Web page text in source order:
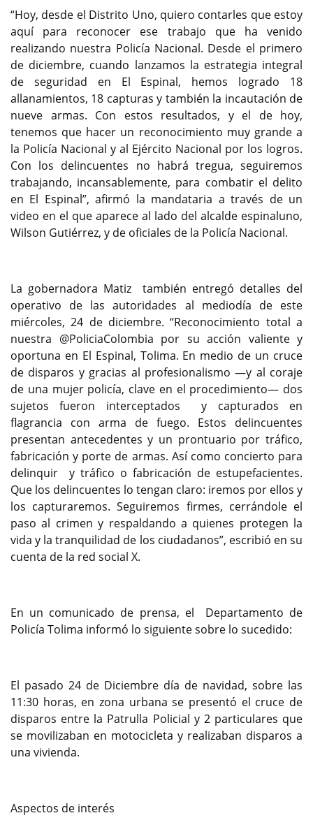
“Hoy, desde el Distrito Uno, quiero contarles que estoy
aquí para reconocer ese trabajo que ha venido
realizando nuestra Policía Nacional. Desde el primero
de diciembre, cuando lanzamos la estrategia integral
de seguridad en El Espinal, hemos logrado 18
allanamientos, 18 capturas y también la incautación de
nueve armas. Con estos resultados, y el de hoy,
tenemos que hacer un reconocimiento muy grande a
la Policía Nacional y al Ejército Nacional por los logros.
Con los delincuentes no habrá tregua, seguiremos
trabajando, incansablemente, para combatir el delito
en El Espinal”, afirmó la mandataria a través de un
video en el que aparece al lado del alcalde espinaluno,
Wilson Gutiérrez, y de oficiales de la Policía Nacional.
La gobernadora Matiz también entregó detalles del
operativo de las autoridades al mediodía de este
miércoles, 24 de diciembre. “Reconocimiento total a
nuestra @PoliciaColombia por su acción valiente y
oportuna en El Espinal, Tolima. En medio de un cruce
de disparos y gracias al profesionalismo —y al coraje
de una mujer policía, clave en el procedimiento— dos
sujetos fueron interceptados y capturados en
flagrancia con arma de fuego. Estos delincuentes
presentan antecedentes y un prontuario por tráfico,
fabricación y porte de armas. Así como concierto para
delinquir y tráfico o fabricación de estupefacientes.
Que los delincuentes lo tengan claro: iremos por ellos y
los capturaremos. Seguiremos firmes, cerrándole el
paso al crimen y respaldando a quienes protegen la
vida y la tranquilidad de los ciudadanos”, escribió en su
cuenta de la red social X.
En un comunicado de prensa, el Departamento de
Policía Tolima informó lo siguiente sobre lo sucedido:
El pasado 24 de Diciembre día de navidad, sobre las
11:30 horas, en zona urbana se presentó el cruce de
disparos entre la Patrulla Policial y 2 particulares que
se movilizaban en motocicleta y realizaban disparos a
una vivienda.
Aspectos de interés